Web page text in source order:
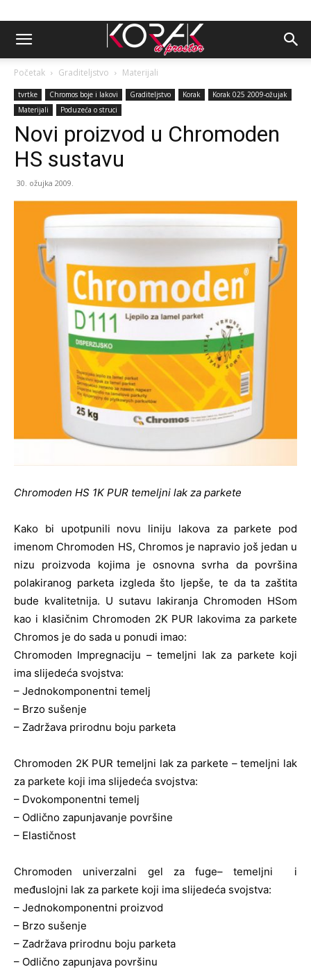
Početak Graditeljstvo Materijali
tvrtke Chromos boje i lakovi Graditeljstvo Korak
Korak 025 2009-ožujak
Materijali
Poduzeća o struci
Novi proizvod u Chromoden
HS sustavu
30. ožujka 2009.
Chromoden HS 1K PUR temeljni lak za parkete
Kako bi upotpunili novu liniju lakova za parkete pod
imenom Chromoden HS, Chromos je napravio još jedan u
nizu proizvoda kojima je osnovna svrha da površina
polakiranog parketa izgleda što ljepše, te da ta zaštita
bude kvalitetnija. U sutavu lakiranja Chromoden HSom
kao i klasičnim Chromoden 2K PUR lakovima za parkete
Chromos je do sada u ponudi imao:
Chromoden Impregnaciju – temeljni lak za parkete koji
ima slijedeća svojstva:
– Jednokomponentni temelj
– Brzo sušenje
– Zadržava prirodnu boju parketa
Chromoden 2K PUR temeljni lak za parkete – temeljni lak
za parkete koji ima slijedeća svojstva:
– Dvokomponentni temelj
– Odlično zapunjavanje površine
– Elastičnost
Chromoden univerzalni gel za fuge– temeljni i
međuslojni lak za parkete koji ima slijedeća svojstva:
– Jednokomponentni proizvod
– Brzo sušenje
– Zadržava prirodnu boju parketa
– Odlično zapunjava površinu